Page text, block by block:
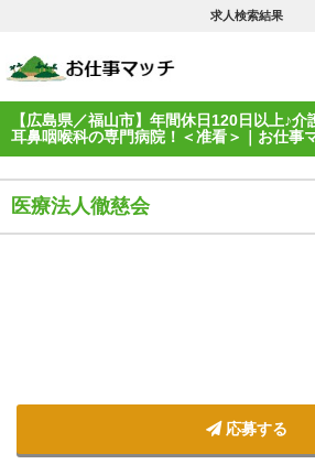
求人検索結果
【広島県／福山市】年間休日120日以上♪
耳鼻咽喉科の専門病院！＜准看＞｜お仕事
医療法人徹慈会
応募する